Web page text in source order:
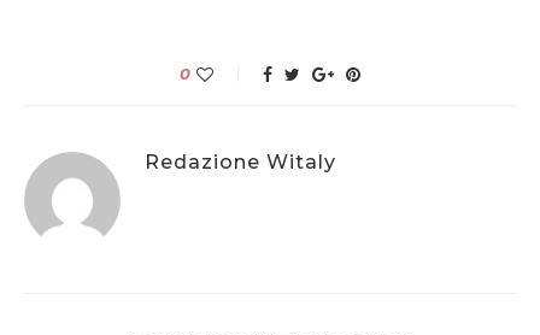
0
Redazione Witaly